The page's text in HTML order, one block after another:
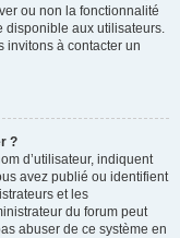
ou non la fonctionnalité
disponible aux utilisateurs.
invitons à contacter un
?
d’utilisateur, indiquent
avez publié ou identifient
et les
du forum peut
abuser de ce système en